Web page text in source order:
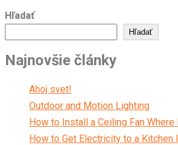
Hľadať
Hľadať
Najnovšie články
Ahoj svet!
Outdoor and Motion Lighting
How to Install a Ceiling Fan
How to Get Electricity to a Kitchen